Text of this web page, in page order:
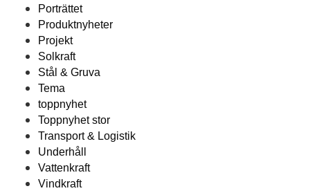
Porträttet
Produktnyheter
Projekt
Solkraft
Stål & Gruva
Tema
toppnyhet
Toppnyhet stor
Transport & Logistik
Underhåll
Vattenkraft
Vindkraft